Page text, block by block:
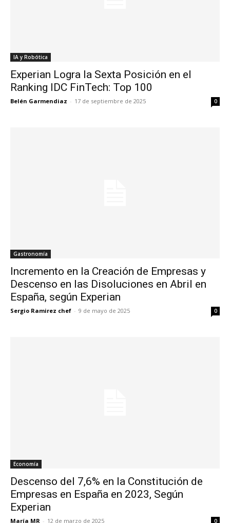
IA y Robótica
Experian Logra la Sexta Posición en el
Ranking IDC FinTech: Top 100
Belén Garmendiaz - 17 de septiembre de 2025 0
Gastronomía
Incremento en la Creación de Empresas y
Descenso en las Disoluciones en Abril en
España, según Experian
Sergio Ramirez chef - 9 de mayo de 2025 0
Economía
Descenso del 7,6% en la Constitución de
Empresas en España en 2023, Según
Experian
María MR - 12 de marzo de 2025 0